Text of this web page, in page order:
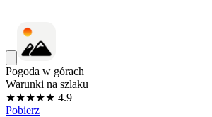
Pogoda w górach
Warunki na szlaku
★★★★★ 4.9
Pobierz